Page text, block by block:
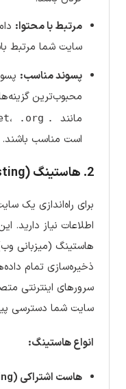
مرتبط با محتوا:
سایت شما مرتبط
پسوند مناسب:
محبوب‌ترین
مانند
.net ، .org
است مناسب باشند.
2. هاستینگ (Hosting)
برای راه‌اندازی یک
اطلاعات نیاز
هاستینگ (میزبانی
ذخیره‌سازی تمام
سرورهای اینترنتی
سایت شما دسترسی
انواع هاستینگ:
هاست اشتراکی (Shared Hosting):